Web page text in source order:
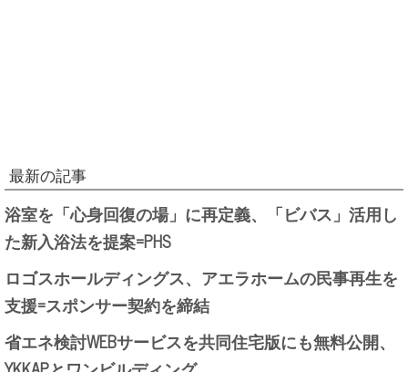
最新の記事
浴室を「心身回復の場」に再定義、「ビバス」活用し
た新入浴法を提案=PHS
ロゴスホールディングス、アエラホームの民事再生を
支援=スポンサー契約を締結
省エネ検討WEBサービスを共同住宅版にも無料公開、